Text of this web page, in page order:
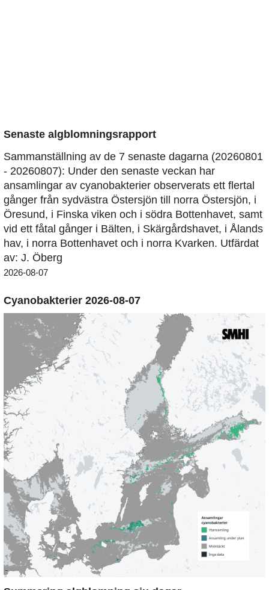
Senaste algblomningsrapport
Sammanställning av de 7 senaste dagarna (20260801
- 20260807): Under den senaste veckan har
ansamlingar av cyanobakterier observerats ett flertal
gånger från sydvästra Östersjön till norra Östersjön, i
Öresund, i Finska viken och i södra Bottenhavet, samt
vid ett fåtal gånger i Bälten, i Skärgårdshavet, i Ålands
hav, i norra Bottenhavet och i norra Kvarken. Utfärdat
av: J. Öberg
2026-08-07
Cyanobakterier 2026-08-07